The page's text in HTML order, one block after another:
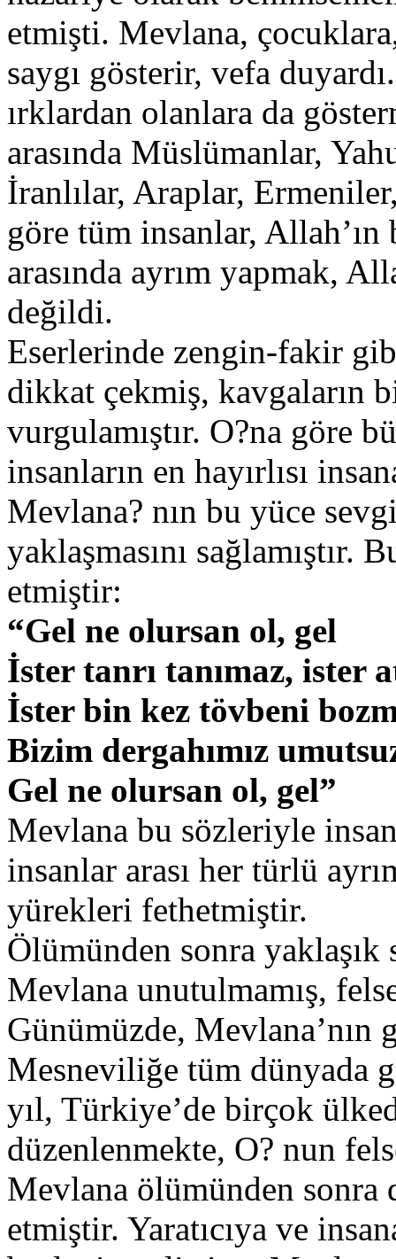
etmişti. Mevlana,
saygı gösterir, vefa
ırklardan olanlara da
arasında Müslümanlar,
İranlılar, Araplar,
göre tüm insanlar,
arasında ayrım yapmak,
değildi.
Eserlerinde zengin-fakir
dikkat çekmiş, kavgaların
vurgulamıştır. O?na göre
insanların en hayırlısı
Mevlana? nın bu yüce
yaklaşmasını sağlamıştır.
etmiştir:
“Gel ne olursan ol, gel
İster tanrı tanımaz, ister
İster bin kez tövbeni
Bizim dergahımız
Gel ne olursan ol, gel”
Mevlana bu sözleriyle
insanlar arası her türlü
yürekleri fethetmiştir.
Ölümünden sonra yaklaşık
Mevlana unutulmamış,
Günümüzde,
Mesneviliğe tüm dünyada
yıl, Türkiye’de birçok
düzenlenmekte, O? nun
Mevlana ölümünden sonra
etmiştir. Yaratıcıya ve